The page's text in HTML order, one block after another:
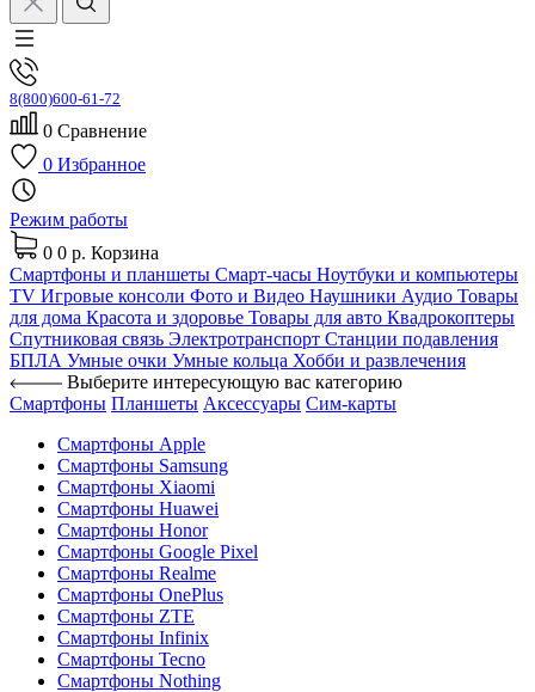
8(800)600-61-72
0 Сравнение
0 Избранное
Режим работы
0 0 р. Корзина
Смартфоны и планшеты Смарт-часы Ноутбуки и компьютеры
TV Игровые консоли Фото и Видео Наушники Аудио Товары
для дома Красота и здоровье Товары для авто Квадрокоптеры
Спутниковая связь Электротранспорт Станции подавления
БПЛА Умные очки Умные кольца Хобби и развлечения
Выберите интересующую вас категорию
Смартфоны Планшеты Аксессуары Сим-карты
Смартфоны Apple
Смартфоны Samsung
Смартфоны Xiaomi
Смартфоны Huawei
Смартфоны Honor
Смартфоны Google Pixel
Смартфоны Realme
Смартфоны OnePlus
Смартфоны ZTE
Смартфоны Infinix
Смартфоны Tecno
Смартфоны Nothing